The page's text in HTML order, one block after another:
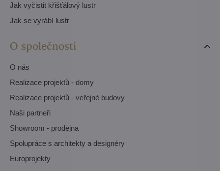
Jak vyčistit křišťálový lustr
Jak se vyrábí lustr
O společnosti
O nás
Realizace projektů - domy
Realizace projektů - veřejné budovy
Naši partneři
Showroom - prodejna
Spolupráce s architekty a designéry
Europrojekty